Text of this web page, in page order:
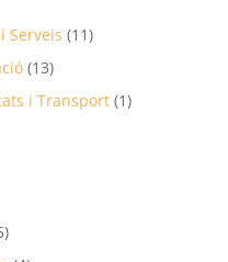
Serveis (11)
(13)
i Transport(1)